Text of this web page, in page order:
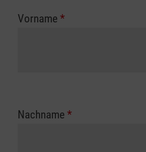
Vorname *
Nachname *